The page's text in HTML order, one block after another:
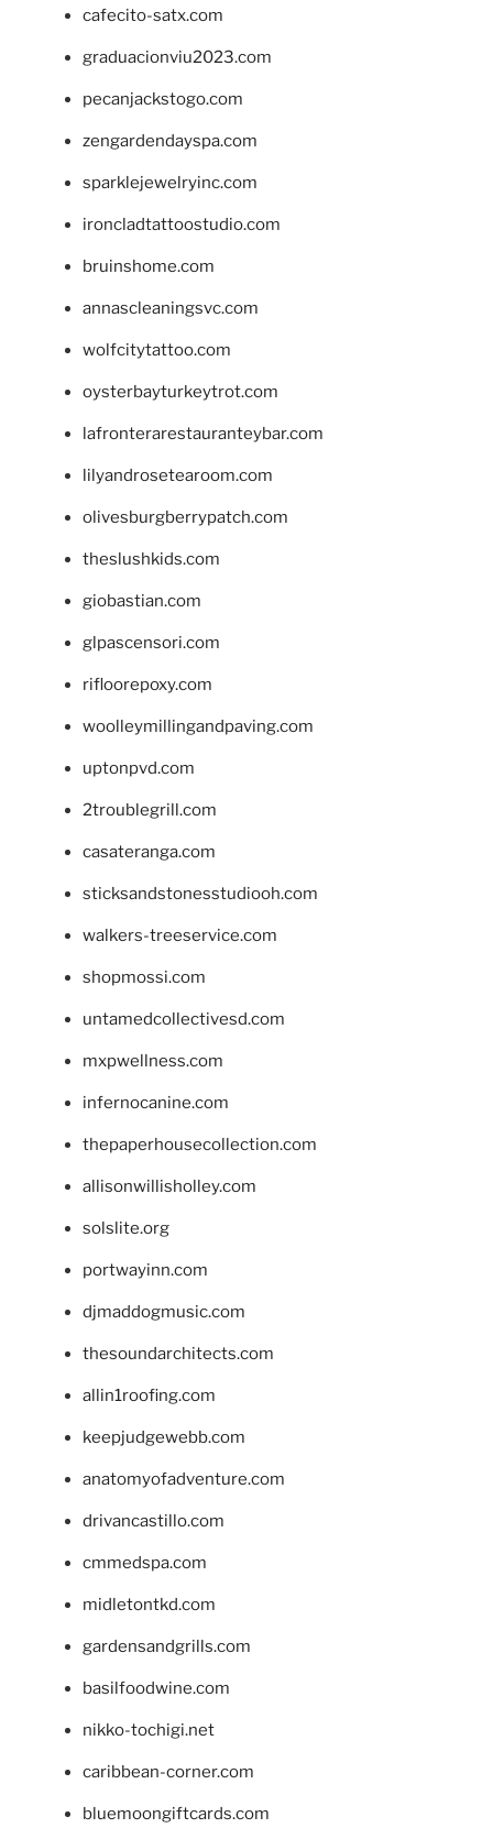
cafecito-satx.com
graduacionviu2023.com
pecanjackstogo.com
zengardendayspa.com
sparklejewelryinc.com
ironcladtattoostudio.com
bruinshome.com
annascleaningsvc.com
wolfcitytattoo.com
oysterbayturkeytrot.com
lafronterarestauranteybar.com
lilyandrosetearoom.com
olivesburgberrypatch.com
theslushkids.com
giobastian.com
glpascensori.com
rifloorepoxy.com
woolleymillingandpaving.com
uptonpvd.com
2troublegrill.com
casateranga.com
sticksandstonesstudiooh.com
walkers-treeservice.com
shopmossi.com
untamedcollectivesd.com
mxpwellness.com
infernocanine.com
thepaperhousecollection.com
allisonwillisholley.com
solslite.org
portwayinn.com
djmaddogmusic.com
thesoundarchitects.com
allin1roofing.com
keepjudgewebb.com
anatomyofadventure.com
drivancastillo.com
cmmedspa.com
midletontkd.com
gardensandgrills.com
basilfoodwine.com
nikko-tochigi.net
caribbean-corner.com
bluemoongiftcards.com